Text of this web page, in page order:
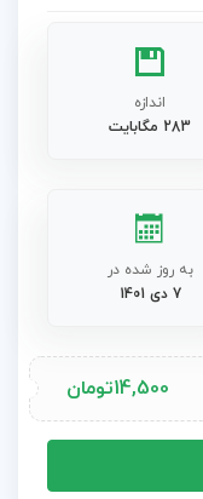
اندازه
283 مگابایت
به روز شده در
7 دی 1401
14,500تومان